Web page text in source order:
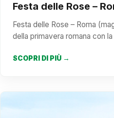
Festa delle Rose –
Festa delle Rose – Roma
della primavera romana con
SCOPRI DI PIÙ →